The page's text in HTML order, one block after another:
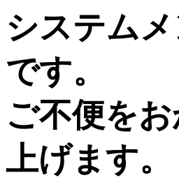
システム
です。
ご不便を
上げます。